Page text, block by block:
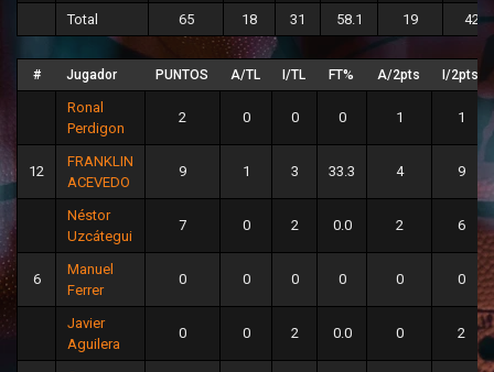
Total 65 18 31 58.1 19 42
# Jugador PUNTOS A/TL I/TL FT% A/2pts I/2pts
Ronal
Perdigon
2 0 0 0 1 1
12
FRANKLIN
ACEVEDO
9 1 3 33.3 4 9
Néstor
Uzcátegui
7 0 2 0.0 2 6
6
Manuel
Ferrer
0 0 0 0 0 0
Javier
Aguilera
0 0 2 0.0 0 2